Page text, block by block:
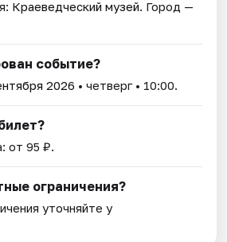
Краеведческий музей. Город —
событие?
2026 • четверг • 10:00.
от 95 ₽.
ограничения?
уточняйте у